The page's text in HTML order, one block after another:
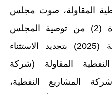
المقاولة، صوت مجلس
الوزراء على "تعديل الفقرة (2) من توصية المجلس
الوزاري للطاقة (87) لسنة (2025) بتجديد الاستثناء
المقاولة (شركة
المشاريع النفطية،